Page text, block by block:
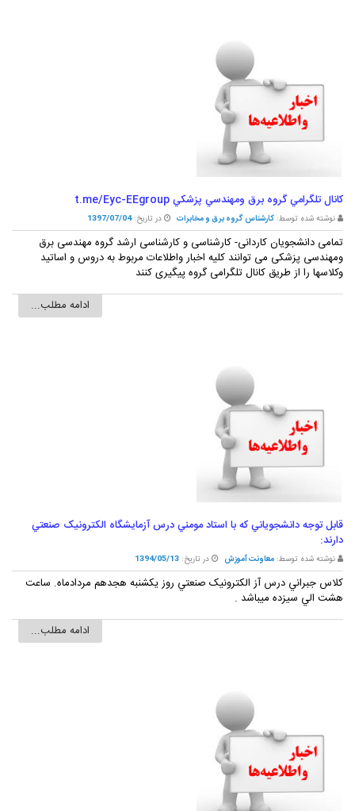
کانال تلگرامي گروه برق ومهندسي پزشکي t.me/Eyc-EEgroup
نوشته شده توسط: کارشناس گروه برق و مخابرات در تاریخ:1397/07/04
تمامی دانشجویان کاردانی- کارشناسی و کارشناسی ارشد گروه مهندسی برق
ومهندسی پزشکی می توانند کلیه اخبار واطلاعات مربوط به دروس و اساتید
وکلاسها را از طریق کانال تلگرامی گروه پیگیری کنند
ادامه مطلب...
قابل توجه دانشجوياني که با استاد مومني درس آزمايشگاه الکترونيک صنعتي
دارند:
نوشته شده توسط: معاونت آموزش در تاریخ: 1394/05/13
کلاس جبراني درس آز الکترونيک صنعتي روز يکشنبه هجدهم مردادماه. ساعت
هشت الي سيزده ميباشد .
ادامه مطلب...